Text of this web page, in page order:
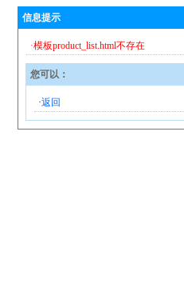
信息提示
·模板product_list.html不存在
您可以：
·返回